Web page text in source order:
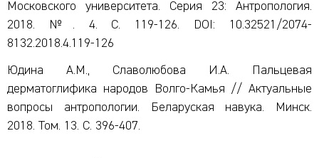
Московского университета. Серия 23: Антропология.
2018. №. 4. С. 119-126. DOI: 10.32521/2074-
8132.2018.4.119-126
Юдина А.М., Славолюбова И.А. Пальцевая
дерматоглифика народов Волго-Камья // Актуальные
вопросы антропологии. Беларуская навука. Минск.
2018. Том. 13. С. 396-407.